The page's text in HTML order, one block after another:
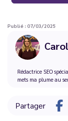
Publié : 07/03/2025
Rédactrice SEO
mets ma plume au
Partager